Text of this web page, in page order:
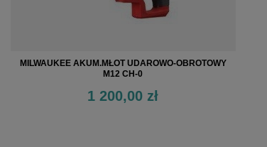
MILWAUKEE AKUM.MŁOT UDAROWO-OBROTOWY
M12 CH-0
1 200,00 zł